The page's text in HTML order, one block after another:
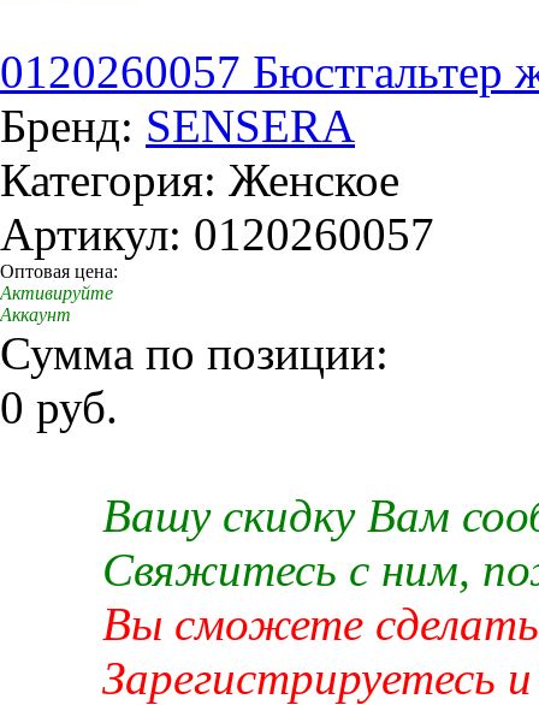
0120260057 Бюстгальтер
Бренд: SENSERA
Категория: Женское
Артикул: 0120260057
Оптовая цена:
Активируйте
Аккаунт
Сумма по позиции:
0 руб.
Вашу скидку Вам
Свяжитесь с ним,
Вы сможете сделать
Зарегистрируетесь